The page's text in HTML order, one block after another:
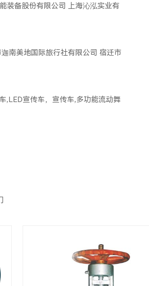
装备股份有限公司 上海沁泓实业有
南美地国际旅行社有限公司 宿迁市
,LED宣传车，宣传车,多功能流动舞